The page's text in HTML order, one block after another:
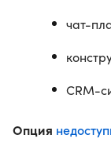
чат-
CRM-
Опция